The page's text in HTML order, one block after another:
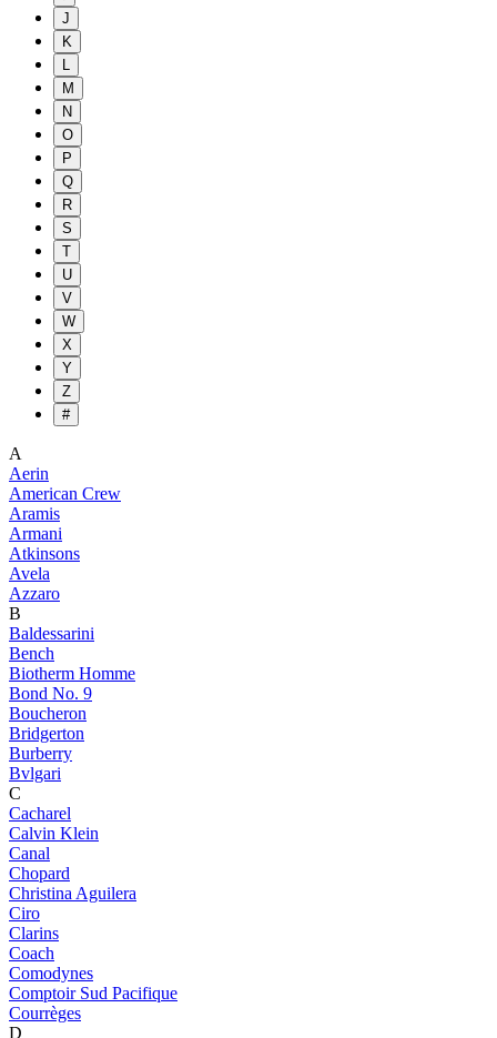
J
K
L
M
N
O
P
Q
R
S
T
U
V
W
X
Y
Z
#
A
Aerin
American Crew
Aramis
Armani
Atkinsons
Avela
Azzaro
B
Baldessarini
Bench
Biotherm Homme
Bond No. 9
Boucheron
Bridgerton
Burberry
Bvlgari
C
Cacharel
Calvin Klein
Canal
Chopard
Christina Aguilera
Ciro
Clarins
Coach
Comodynes
Comptoir Sud Pacifique
Courrèges
D